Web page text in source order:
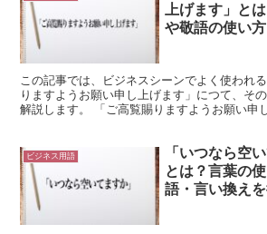
上げます」と
や敬語の使い
この記事では、ビジネスシーンでよく使われ
りますようお願い申し上げます」につて、そ
解説します。 「ご高覧賜りますようお願い申
ビジネス用語
「いつなら空
とは？言葉の
語・言い換え